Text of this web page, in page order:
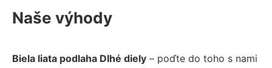
Naše výhody
Biela liata podlaha Dlhé diely – poďte do toho s nami